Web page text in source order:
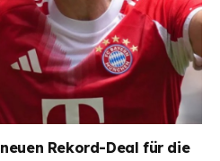
Rekord-Deal für die